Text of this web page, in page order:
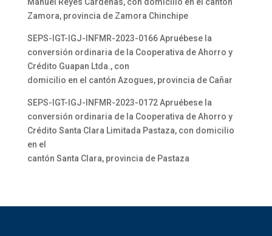
Zamora, provincia de Zamora Chinchipe
SEPS-IGT-IGJ-INFMR-2023-0166 Apruébese la
conversión ordinaria de la Cooperativa de Ahorro y
Crédito Guapan Ltda., con
domicilio en el cantón Azogues, provincia de Cañar
SEPS-IGT-IGJ-INFMR-2023-0172 Apruébese la
conversión ordinaria de la Cooperativa de Ahorro y
Crédito Santa Clara Limitada Pastaza, con domicilio
en el
cantón Santa Clara, provincia de Pastaza